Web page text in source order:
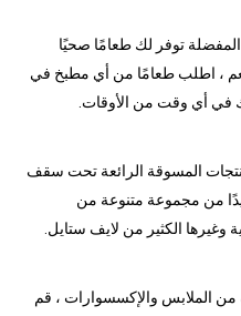
توفر لك طعامًا صحيًا
، اطلب طعامًا من أي مطبخ في
في أي وقت من الأوقات.
المسوقة الرائعة تحت سقف
من مجموعة متنوعة من
وغيرها الكثير من لايف ستايل.
الملابس والإكسسوارات ، قم